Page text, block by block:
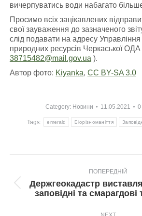
вичерпуватись води набагато більше
Просимо всіх зацікавлених
свої зауваження до зазначеного
слід подавати на адресу Управління
природних ресурсів Черкаської ОДА
38715482@mail.gov.ua ).
Автор фото: Kiyanka, CC BY-SA 3.0
Category: Новини 11.05.2021 0
Tags: emerald Біорізноманіття
navigation
ПОПЕРЕДНІЙ
пост:
Держгеокадастр
заповідні та смарагдові